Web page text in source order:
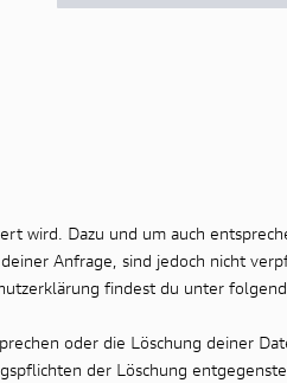
wird. Dazu und um auch
Anfrage, sind jedoch nicht
findest du unter
oder die Löschung deiner
der Löschung